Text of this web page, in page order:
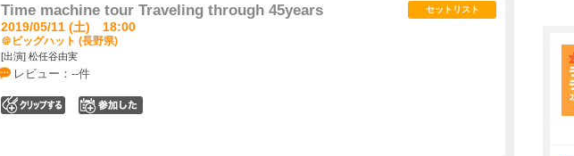
Time machine tour Traveling through 45years
2019/05/11 (土) 18:00
＠ビッグハット (長野県)
[出演] 松任谷由実
レビュー：--件
セットリスト